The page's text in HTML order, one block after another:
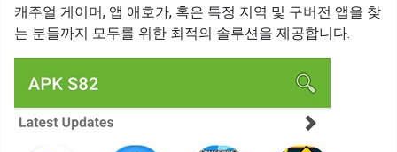
캐주얼 게이머, 앱 애호가, 혹은 특정 지역 및 구버전 앱을 찾
는 분들까지 모두를 위한 최적의 솔루션을 제공합니다.